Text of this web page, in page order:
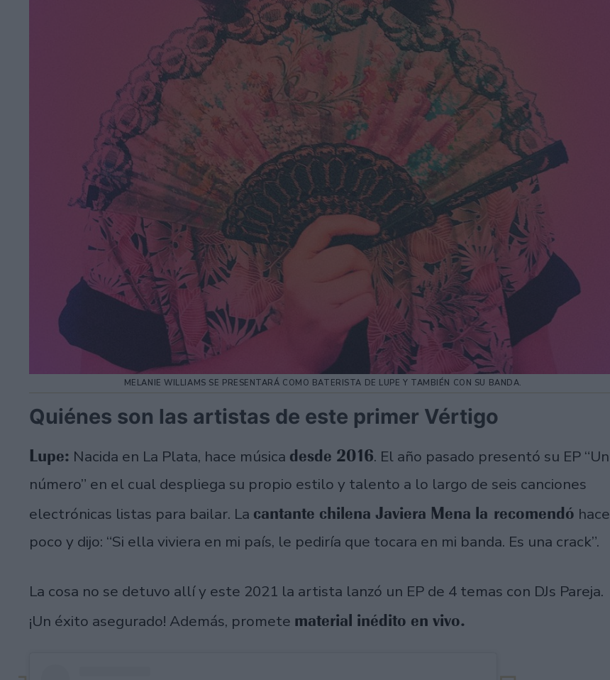
MELANIE WILLIAMS SE PRESENTARÁ COMO BATERISTA DE LUPE Y TAMBIÉN CON SU BANDA.
Quiénes son las artistas de este primer Vértigo
Lupe: Nacida en La Plata, hace música desde 2016. El año pasado presentó su EP “Un
número” en el cual despliega su propio estilo y talento a lo largo de seis canciones
electrónicas listas para bailar. La cantante chilena Javiera Mena la recomendó hace
poco y dijo: “Si ella viviera en mi país, le pediría que tocara en mi banda. Es una crack”.
La cosa no se detuvo allí y este 2021 la artista lanzó un EP de 4 temas con DJs Pareja.
¡Un éxito asegurado! Además, promete material inédito en vivo.